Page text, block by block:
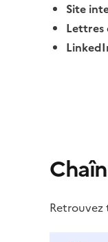
Site
Lettres
Retrouvez